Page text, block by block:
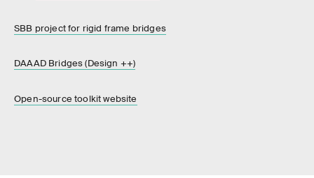
SBB project for rigid frame bridges
DAAAD Bridges (Design ++)
Open-source toolkit website